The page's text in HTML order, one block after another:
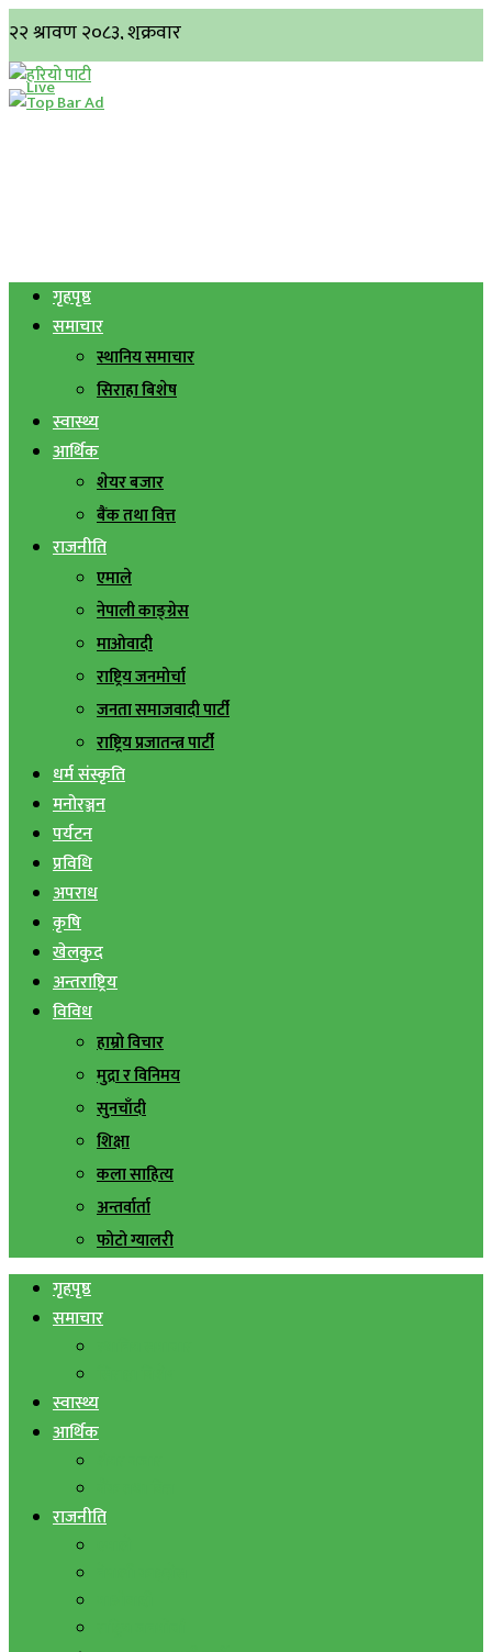
गृहपृष्ठ
समाचार
स्थानिय समाचार
सिराहा बिशेष
स्वास्थ्य
आर्थिक
शेयर बजार
बैंक तथा वित्त
राजनीति
एमाले
नेपाली काङ्ग्रेस
माओवादी
राष्ट्रिय जनमोर्चा
जनता समाजवादी पार्टी
राष्ट्रिय प्रजातन्त्र पार्टी
धर्म संस्कृति
मनोरञ्जन
पर्यटन
प्रविधि
अपराध
कृषि
खेलकुद
अन्तराष्ट्रिय
विविध
हाम्रो विचार
मुद्रा र विनिमय
सुनचाँदी
शिक्षा
कला साहित्य
अन्तर्वार्ता
फोटो ग्यालरी
गृहपृष्ठ
समाचार
स्वास्थ्य
आर्थिक
राजनीति